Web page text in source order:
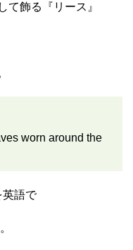
て飾る『リース』
worn around the
英語で